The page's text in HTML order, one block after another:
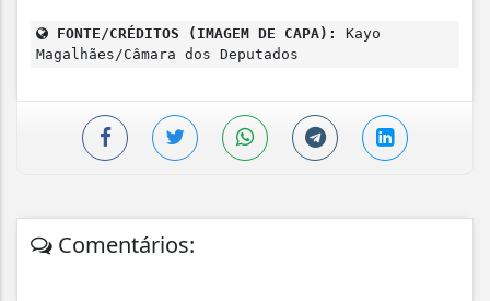
FONTE/CRÉDITOS (IMAGEM DE CAPA):
Kayo
Magalhães/Câmara dos Deputados
Comentários: